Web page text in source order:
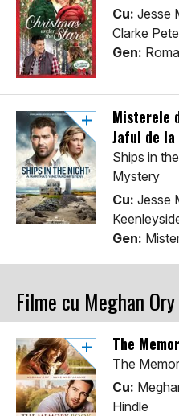
Cu: Jesse
Clarke
Gen:
Misterele
Jaful de
Ships in
Mystery
Cu: Jesse
Gen:
Filme cu Meghan Ory
The
The
Cu:
Hindle